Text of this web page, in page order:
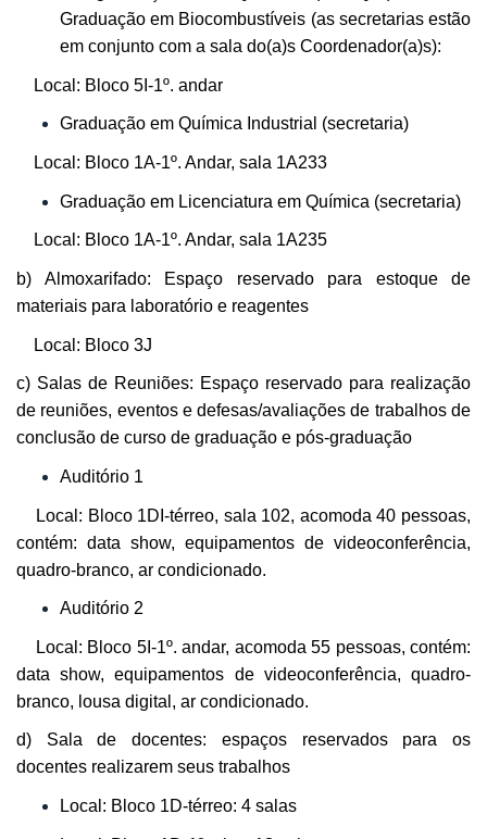
Graduação em Biocombustíveis (as secretarias estão
em conjunto com a sala do(a)s Coordenador(a)s):
Local: Bloco 5I-1º. andar
Graduação em Química Industrial (secretaria)
Local: Bloco 1A-1º. Andar, sala 1A233
Graduação em Licenciatura em Química (secretaria)
Local: Bloco 1A-1º. Andar, sala 1A235
b) Almoxarifado: Espaço reservado para estoque de
materiais para laboratório e reagentes
Local: Bloco 3J
c) Salas de Reuniões: Espaço reservado para realização
de reuniões, eventos e defesas/avaliações de trabalhos de
conclusão de curso de graduação e pós-graduação
Auditório 1
Local: Bloco 1DI-térreo, sala 102, acomoda 40 pessoas,
contém: data show, equipamentos de videoconferência,
quadro-branco, ar condicionado.
Auditório 2
Local: Bloco 5I-1º. andar, acomoda 55 pessoas, contém:
data show, equipamentos de videoconferência, quadro-
branco, lousa digital, ar condicionado.
d) Sala de docentes: espaços reservados para os
docentes realizarem seus trabalhos
Local: Bloco 1D-térreo: 4 salas